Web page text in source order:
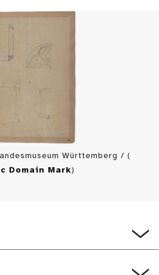
Württemberg / (
Domain Mark)